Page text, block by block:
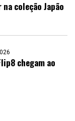
na coleção Japão
chegam ao